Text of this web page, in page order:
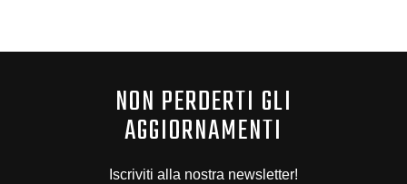
NON PERDERTI GLI
AGGIORNAMENTI
Iscriviti alla nostra newsletter!